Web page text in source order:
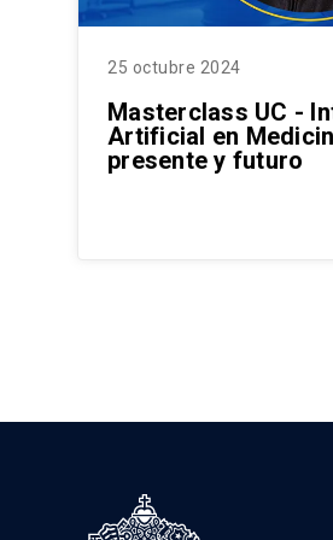
25 octubre 2024
Masterclass UC -
Artificial en
presente y futuro